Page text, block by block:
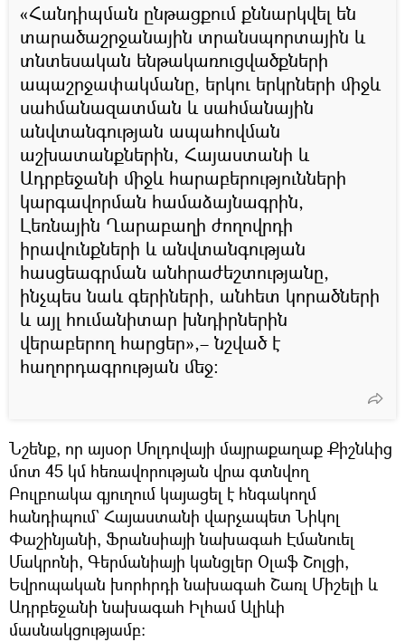
«Հանդիպման ընթացքում քննարկվել են
տարածաշրջանային տրանսպորտային և
տնտեսական ենթակառուցվածքների
ապաշրջափակմանը, երկու երկրների միջև
սահմանազատման և սահմանային
անվտանգության ապահովման
աշխատանքներին, Հայաստանի և
Ադրբեջանի միջև հարաբերությունների
կարգավորման համաձայնագրին,
Լեռնային Ղարաբաղի ժողովրդի
իրավունքների և անվտանգության
հասցեագրման անհրաժեշտությանը,
ինչպես նաև գերիների, անհետ կորածների
և այլ հումանիտար խնդիրներին
վերաբերող հարցեր»,– նշված է
հաղորդագրության մեջ։
Նշենք, որ այսօր Մոլդովայի մայրաքաղաք Քիշնևից
մոտ 45 կմ հեռավորության վրա գտնվող
Բուլբոակա գյուղում կայացել է հնգակողմ
հանդիպում` Հայաստանի վարչապետ Նիկոլ
Փաշինյանի, Ֆրանսիայի նախագահ Էմանուել
Մակրոնի, Գերմանիայի կանցլեր Օլաֆ Շոլցի,
Եվրոպական խորհրդի նախագահ Շառլ Միշելի և
Ադրբեջանի նախագահ Իլհամ Ալիևի
մասնակցությամբ։